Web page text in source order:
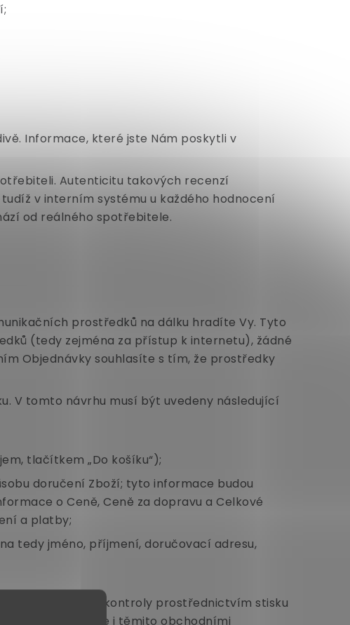
Informace, které jste Nám poskytli v
Autenticitu takových recenzí
v interním systému u každého hodnocení
od reálného spotřebitele.
prostředků na dálku hradíte Vy. Tyto
(tedy zejména za přístup k internetu), žádné
Objednávky souhlasíte s tím, že prostředky
V tomto návrhu musí být uvedeny následující
tlačítkem „Do košíku“);
doručení Zboží; tyto informace budou
o Ceně, Ceně za dopravu a Celkové
a platby;
tedy jméno, příjmení, doručovací adresu,
Po provedení kontroly prostřednictvím stisku
k Nám souhlasíte i těmito obchodními